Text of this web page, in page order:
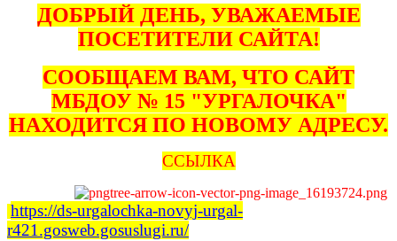
ДОБРЫЙ ДЕНЬ, УВАЖАЕМЫЕ
ПОСЕТИТЕЛИ САЙТА!
СООБЩАЕМ ВАМ, ЧТО САЙТ
МБДОУ № 15 "УРГАЛОЧКА"
НАХОДИТСЯ ПО НОВОМУ АДРЕСУ.
ССЫЛКА
https://ds-urgalochka-novyj-urgal-
r421.gosweb.gosuslugi.ru/